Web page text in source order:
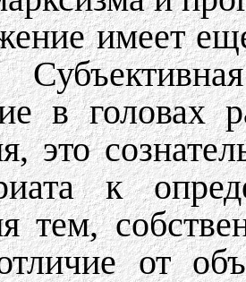
имеет
в головах
это
к
тем,
от